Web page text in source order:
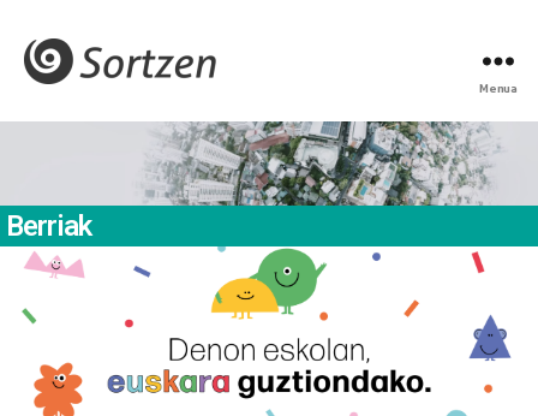
Menua
Berriak